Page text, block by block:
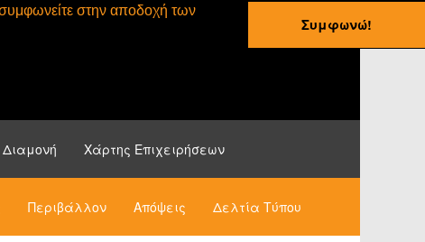
στην αποδοχή των
Συμφωνώ!
Διαμονή Χάρτης Επιχειρήσεων
Περιβάλλον Απόψεις Δελτία Τύπου